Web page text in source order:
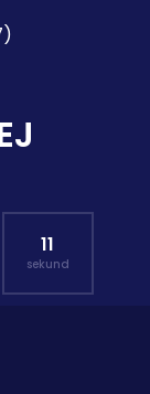
10
sekund